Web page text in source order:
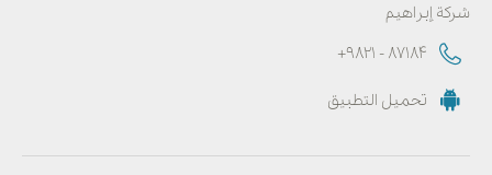
شركة إبراهيم
+9821 - 87184
تحميل التطبيق